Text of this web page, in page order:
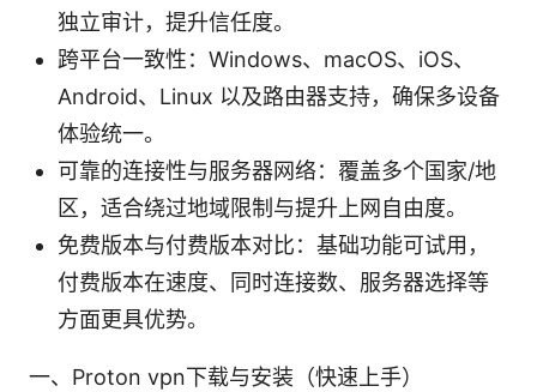
独立审计，提升信任度。
跨平台一致性：Windows、macOS、iOS、
Android、Linux 以及路由器支持，确保多设备
体验统一。
可靠的连接性与服务器网络：覆盖多个国家/地
区，适合绕过地域限制与提升上网自由度。
免费版本与付费版本对比：基础功能可试用，
付费版本在速度、同时连接数、服务器选择等
方面更具优势。
一、Proton vpn下载与安装（快速上手）